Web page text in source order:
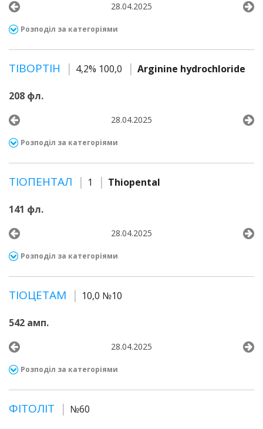
28.04.2025
Розподіл за категоріями
ТІВОРТІН 4,2% 100,0 Arginine hydrochloride
208 фл.
28.04.2025
Розподіл за категоріями
ТІОПЕНТАЛ 1 Thiopental
141 фл.
28.04.2025
Розподіл за категоріями
ТІОЦЕТАМ 10,0 №10
542 амп.
28.04.2025
Розподіл за категоріями
ФІТОЛІТ №60